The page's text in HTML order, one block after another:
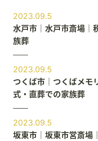
2023.09.5
水戸市｜水戸市斎場｜
族葬
2023.09.5
つくば市｜つくばメモ
式・直葬での家族葬
2023.09.5
坂東市｜坂東市営斎場